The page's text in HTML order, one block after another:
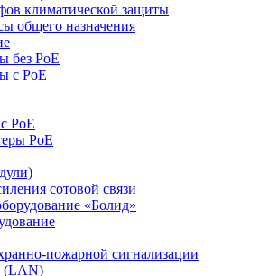
климатической защиты
общего назначения
без PoE
с PoE
PoE
PoE
сотовой связи
«Болид»
пожарной сигнализации
(LAN)